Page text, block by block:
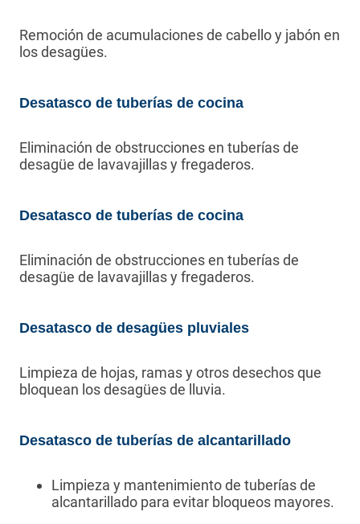
Remoción de acumulaciones de cabello y jabón en
los desagües.
Desatasco de tuberías de cocina
Eliminación de obstrucciones en tuberías de
desagüe de lavavajillas y fregaderos.
Desatasco de tuberías de cocina
Eliminación de obstrucciones en tuberías de
desagüe de lavavajillas y fregaderos.
Desatasco de desagües pluviales
Limpieza de hojas, ramas y otros desechos que
bloquean los desagües de lluvia.
Desatasco de tuberías de alcantarillado
Limpieza y mantenimiento de tuberías de
alcantarillado para evitar bloqueos mayores.